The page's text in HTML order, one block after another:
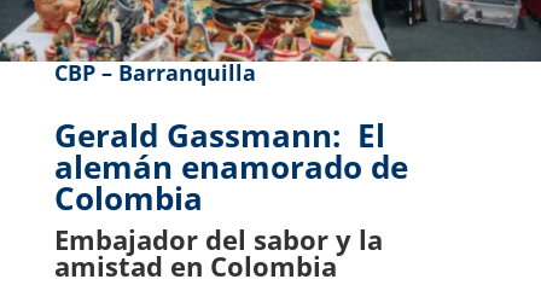
CBP – Barranquilla
Gerald Gassmann: El
alemán enamorado de
Colombia
Embajador del sabor y la
amistad en Colombia